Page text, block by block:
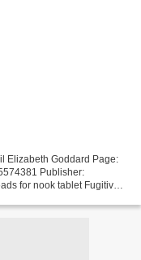
Elizabeth Goddard Page:
Publisher:
for nook tablet Fugitive